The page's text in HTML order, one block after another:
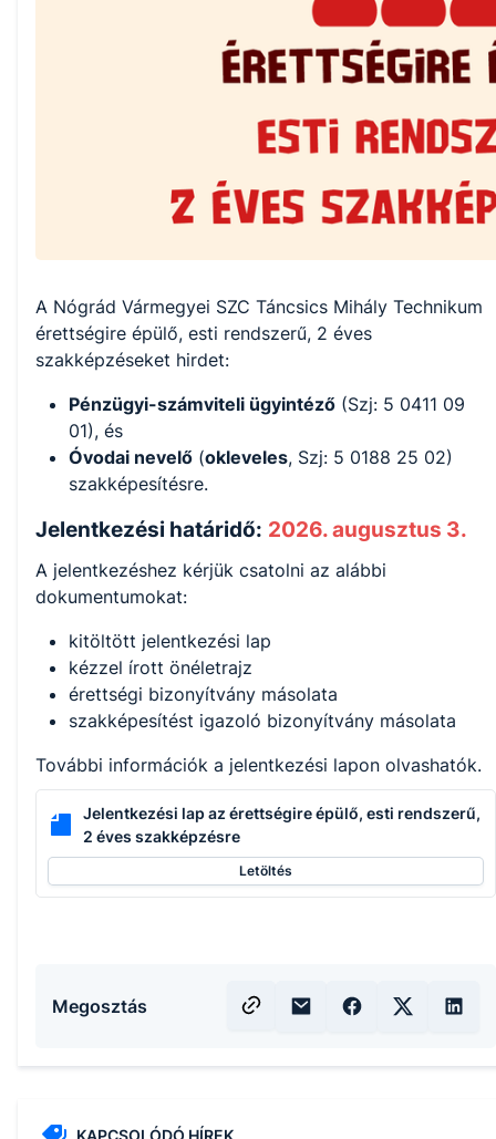
A Nógrád Vármegyei SZC Táncsics Mihály Technikum
érettségire épülő, esti rendszerű, 2 éves
szakképzéseket hirdet:
Pénzügyi-számviteli ügyintéző (Szj: 5 0411 09
01), és
Óvodai nevelő (okleveles, Szj: 5 0188 25 02)
szakképesítésre.
Jelentkezési határidő: 2026. augusztus 3.
A jelentkezéshez kérjük csatolni az alábbi
dokumentumokat:
kitöltött jelentkezési lap
kézzel írott önéletrajz
érettségi bizonyítvány másolata
szakképesítést igazoló bizonyítvány másolata
További információk a jelentkezési lapon olvashatók.
Jelentkezési lap az érettségire épülő, esti rendszerű,
2 éves szakképzésre
Letöltés
Megosztás
KAPCSOLÓDÓ HÍREK